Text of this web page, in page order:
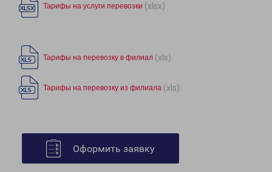
Тарифы на услуги перевозки (xlsx)
Тарифы на перевозку в филиал (xls)
Тарифы на перевозку из филиала (xls)
Оформить заявку